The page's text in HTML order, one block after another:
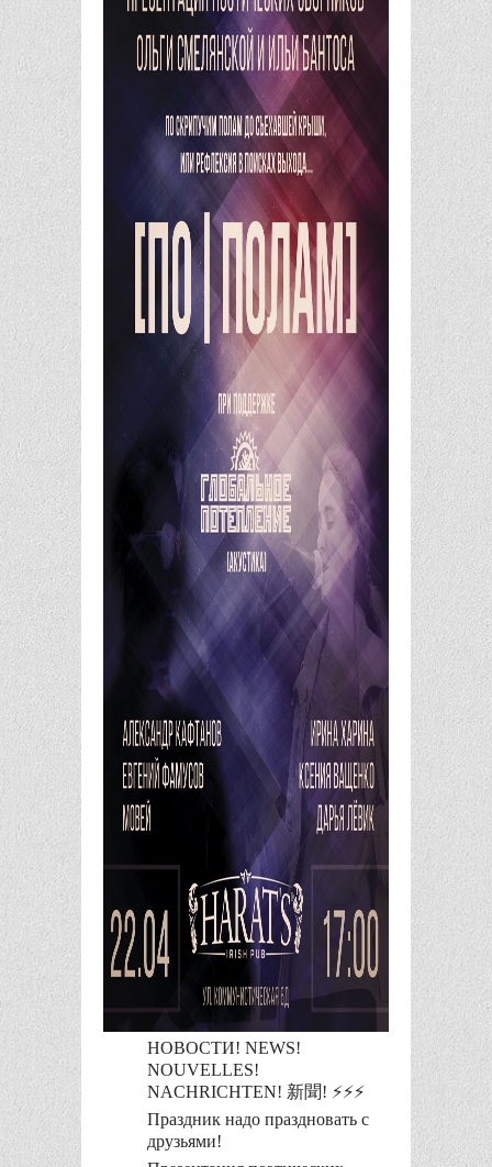
НОВОСТИ! NEWS!
NOUVELLES!
NACHRICHTEN! 新聞! ⚡⚡⚡
Праздник надо праздновать с
друзьями!